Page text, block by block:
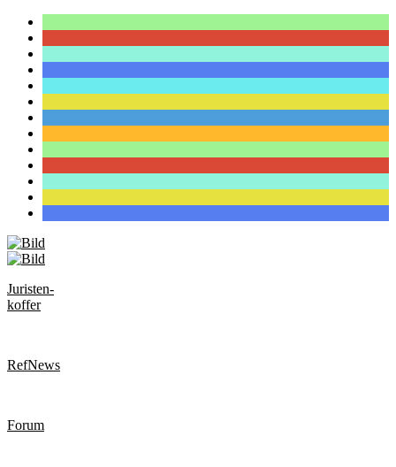
Juristen-
koffer
RefNews
Forum